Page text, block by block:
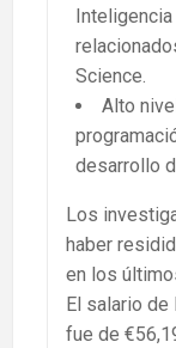
Science.
Alto
desarrollo
Los
haber
en los
El salario
fue de